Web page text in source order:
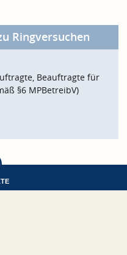
Ringversuchen
Beauftragte für
§6 MPBetreibV)